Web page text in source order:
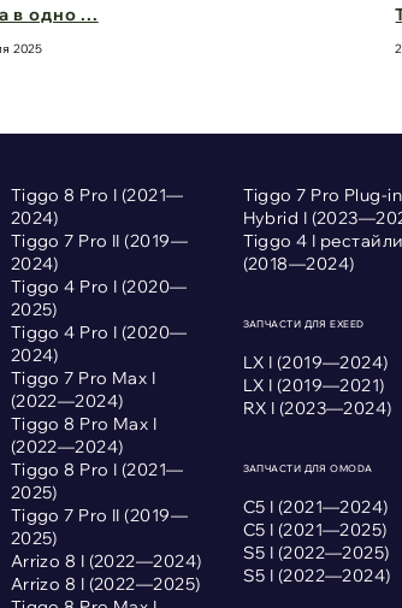
Tiggo 8 Pro I (2021—
2024)
Tiggo 7 Pro II (2019—
2024)
Tiggo 4 Pro I (2020—
2025)
Tiggo 4 Pro I (2020—
2024)
Tiggo 7 Pro Max I
(2022—2024)
Tiggo 8 Pro Max I
(2022—2024)
Tiggo 8 Pro I (2021—
2025)
Tiggo 7 Pro II (2019—
2025)
Arrizo 8 I (2022—2024)
Arrizo 8 I (2022—2025)
Tiggo 7 Pro Plug-in
Hybrid I
Tiggo 4 I
(2018—2024)
ЗАПЧАСТИ ДЛЯ EXEED
LX I (2019—2024)
LX I (2019—2021)
RX I (2023—2024)
ЗАПЧАСТИ ДЛЯ OMODA
С5 I (2021—2024)
С5 I (2021—2025)
S5 I (2022—2025)
S5 I (2022—2024)